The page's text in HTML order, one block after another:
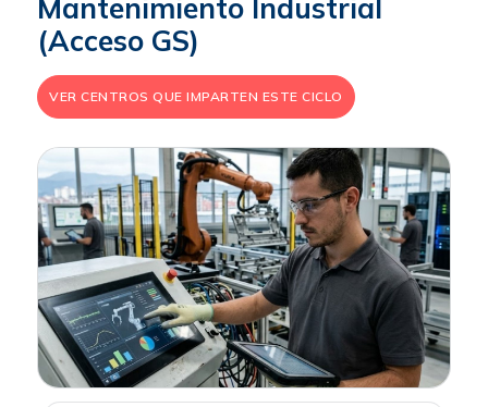
Mantenimiento Industrial
(Acceso GS)
VER CENTROS QUE IMPARTEN ESTE CICLO